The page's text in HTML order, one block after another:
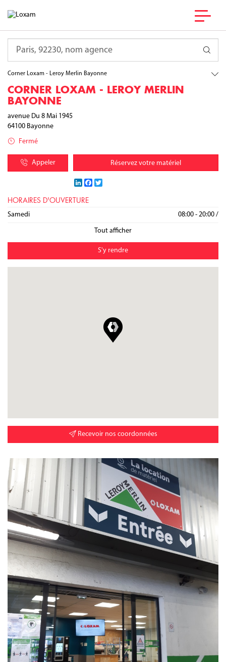
France
Corner Loxam - Leroy Merlin Bayonne
CORNER LOXAM - LEROY MERLIN
BAYONNE
avenue Du 8 Mai 1945
64100 Bayonne
Fermé
Appeler Réservez votre matériel
LinkedInFacebook
HORAIRES D'OUVERTURE
Lundi 08:00 - 20:00 /
Mardi 08:00 - 20:00 /
Mercredi 08:00 - 20:00 /
Jeudi 08:00 - 20:00 /
Vendredi 08:00 - 20:00 /
Samedi 08:00 - 20:00 /
Tout afficher
S'y rendre
Recevoir nos coordonnées